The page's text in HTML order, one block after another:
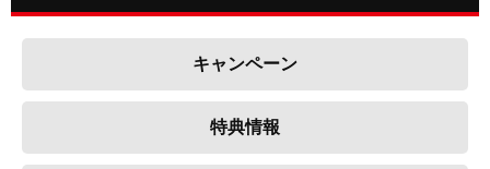
キャンペーン
特典情報